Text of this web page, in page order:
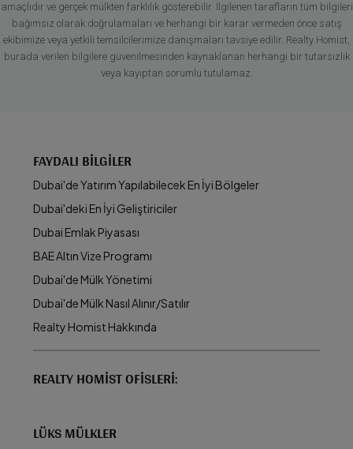
amaçlıdır ve gerçek mülkten farklılık gösterebilir. İlgilenen tarafların tüm bilgileri
bağımsız olarak doğrulamaları ve herhangi bir karar vermeden önce satış
ekibimize veya yetkili temsilcilerimize danışmaları tavsiye edilir. Realty Homist,
burada verilen bilgilere güvenilmesinden kaynaklanan herhangi bir tutarsızlık
veya kayıptan sorumlu tutulamaz.
FAYDALI BILGILER
Dubai'de Yatırım Yapılabilecek En İyi Bölgeler
Dubai'deki En İyi Geliştiriciler
Dubai Emlak Piyasası
BAE Altın Vize Programı
Dubai'de Mülk Yönetimi
Dubai'de Mülk Nasıl Alınır/Satılır
Realty Homist Hakkında
REALTY HOMIST OFISLERI:
LÜKS MÜLKLER